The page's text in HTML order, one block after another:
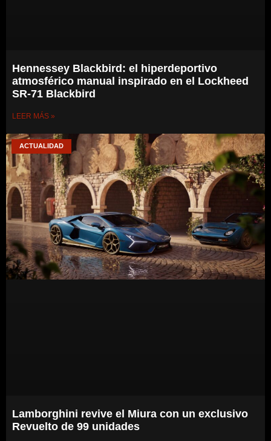
Hennessey Blackbird: el hiperdeportivo
atmosférico manual inspirado en el Lockheed
SR-71 Blackbird
LEER MÁS »
ACTUALIDAD
Lamborghini revive el Miura con un exclusivo
Revuelto de 99 unidades